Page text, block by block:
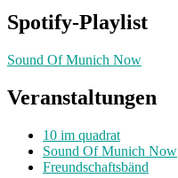
Spotify-Playlist
Sound Of Munich Now
Veranstaltungen
10 im quadrat
Sound Of Munich Now
Freundschaftsbänd